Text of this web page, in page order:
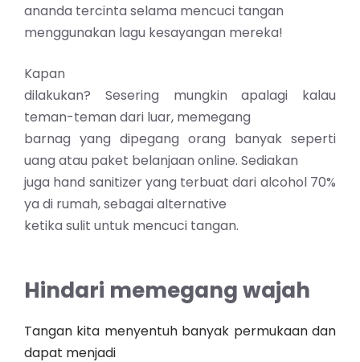
ananda tercinta selama mencuci tangan
menggunakan lagu kesayangan mereka!
Kapan
dilakukan? Sesering mungkin apalagi kalau
teman-teman dari luar, memegang
barnag yang dipegang orang banyak seperti
uang atau paket belanjaan online. Sediakan
juga hand sanitizer yang terbuat dari alcohol 70%
ya di rumah, sebagai alternative
ketika sulit untuk mencuci tangan.
Hindari memegang wajah
Tangan kita menyentuh banyak permukaan dan
dapat menjadi